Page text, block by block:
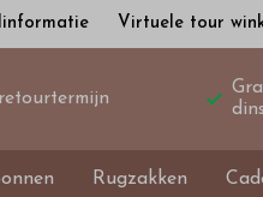
Virtuele tour
Rugzakken